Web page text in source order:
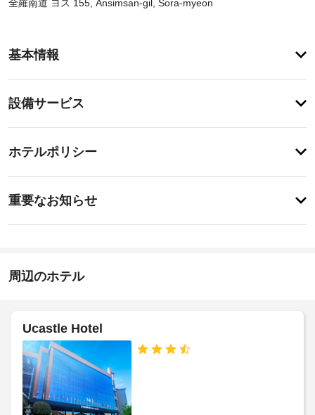
全羅南道 ヨス 155, Ansimsan-gil, Sora-myeon
基本情報
録
が
ま
ん
設備サービス
録
あ
ま
ホテルポリシー
録
が
ま
ん
重要なお知らせ
に
あ
周辺のホテル
Ucastle Hotel